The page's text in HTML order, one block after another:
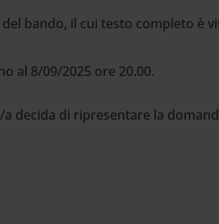
bando, il cui testo completo è
al 8/09/2025 ore 20.00.
decida di ripresentare la